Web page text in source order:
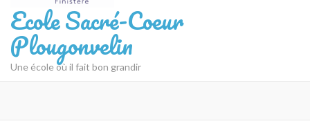
Ecole Sacré-Coeur
Plougonvelin
Une école où il fait bon grandir